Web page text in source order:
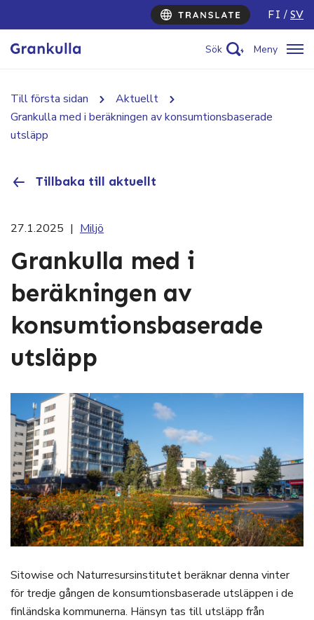
FI SV
Sök Meny
Till första sidan
Aktuellt
Grankulla med i beräkningen av konsumtionsbaserade
utsläpp
Tillbaka till aktuellt
27.1.2025 | Miljö
Grankulla med i
beräkningen av
konsumtionsbaserade
utsläpp
Sitowise och Naturresursinstitutet beräknar denna vinter
för tredje gången de konsumtionsbaserade utsläppen i de
finländska kommunerna. Hänsyn tas till utsläpp från